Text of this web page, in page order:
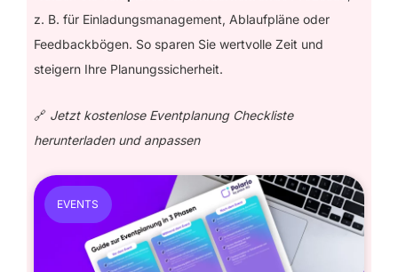
z. B. für Einladungsmanagement, Ablaufpläne oder
Feedbackbögen. So sparen Sie wertvolle Zeit und
steigern Ihre Planungssicherheit.
🔗 Jetzt kostenlose Eventplanung Checkliste
herunterladen und anpassen
EVENTS